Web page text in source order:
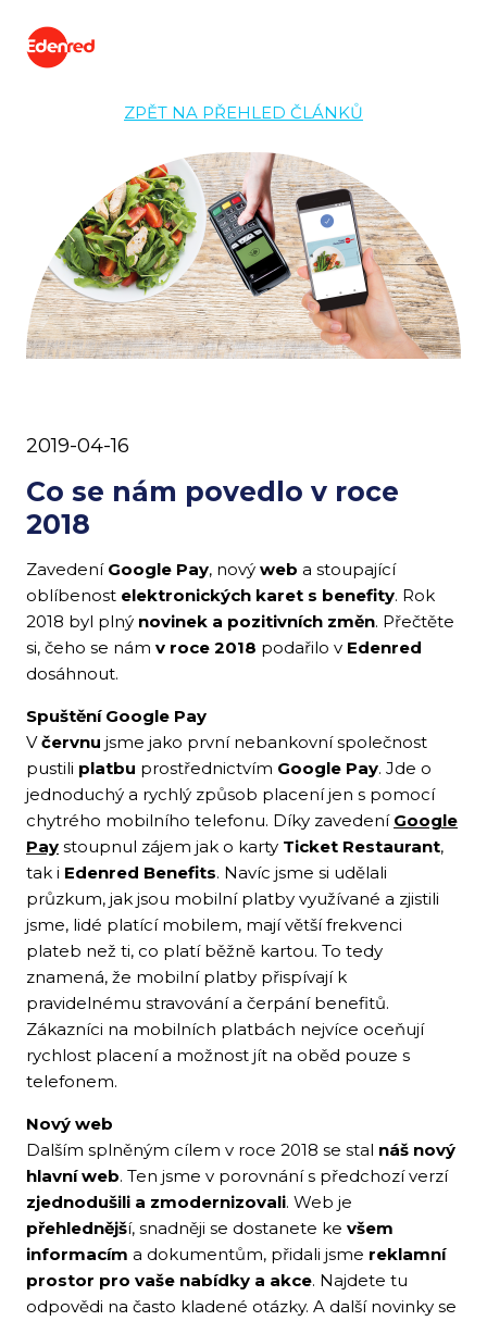
ZPĚT NA PŘEHLED ČLÁNKŮ
2019-04-16
Co se nám povedlo v roce
2018
Zavedení Google Pay, nový web a stoupající
oblíbenost elektronických karet s benefity. Rok
2018 byl plný novinek a pozitivních změn. Přečtěte
si, čeho se nám v roce 2018 podařilo v Edenred
dosáhnout.
Spuštění Google Pay
Včervnu jsme jako první nebankovní společnost
pustili platbu prostřednictvím Google Pay. Jde o
jednoduchý a rychlý způsob placení jen s pomocí
chytrého mobilního telefonu. Díky zavedení Google
Pay stoupnul zájem jak o karty Ticket Restaurant,
tak i Edenred Benefits. Navíc jsme si udělali
průzkum, jak jsou mobilní platby využívané a zjistili
jsme, lidé platící mobilem, mají větší frekvenci
plateb než ti, co platí běžně kartou. To tedy
znamená, že mobilní platby přispívají k
pravidelnému stravování a čerpání benefitů.
Zákazníci na mobilních platbách nejvíce oceňují
rychlost placení a možnost jít na oběd pouze s
telefonem.
Nový web
Dalším splněným cílem v roce 2018 se stal náš nový
hlavní web. Ten jsme v porovnání s předchozí verzí
zjednodušili a zmodernizovali. Web je
přehlednější, snadněji se dostanete ke všem
informacím a dokumentům, přidali jsme reklamní
prostor pro vaše nabídky a akce. Najdete tu
odpovědi na často kladené otázky. A další novinky se